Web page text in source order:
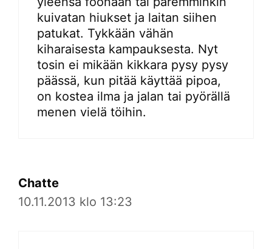
kuivatan hiukset ja laitan siihen
patukat. Tykkään vähän
kiharaisesta kampauksesta. Nyt
tosin ei mikään kikkara pysy pysy
päässä, kun pitää käyttää pipoa,
on kostea ilma ja jalan tai pyörällä
menen vielä töihin.
Chatte
10.11.2013 klo 13:23